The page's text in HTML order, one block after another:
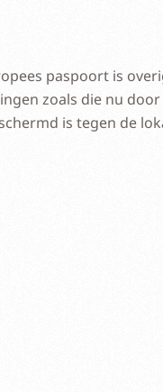
paspoort is
zoals die nu
is tegen de